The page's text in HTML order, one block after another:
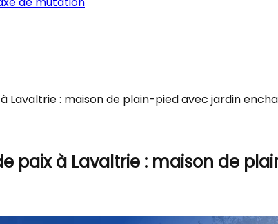
Lavaltrie : maison de plain-pied avec jardin
paix à Lavaltrie : maison de